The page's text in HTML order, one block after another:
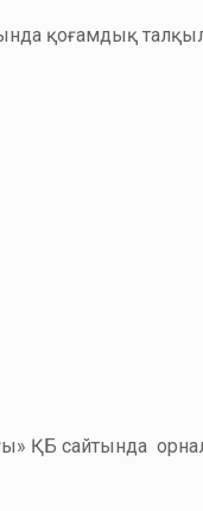
қоғамдық
ҚБ сайтында